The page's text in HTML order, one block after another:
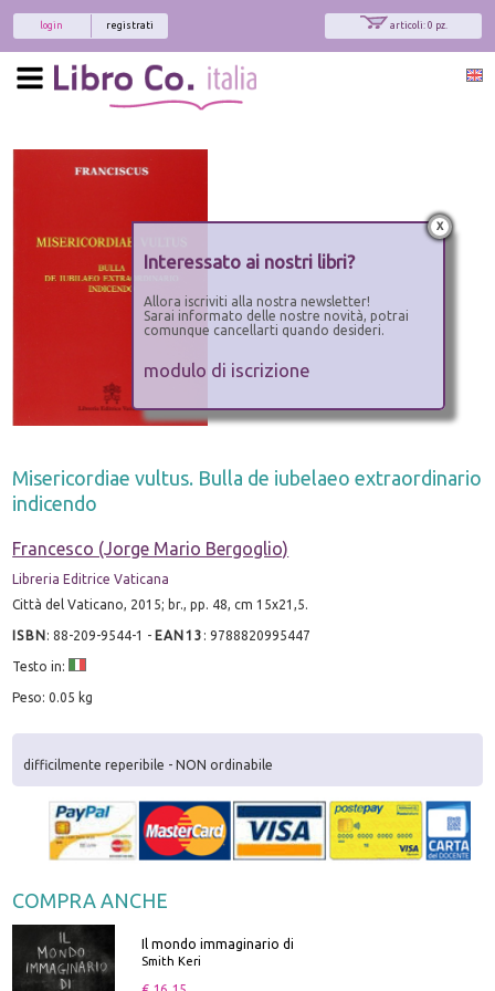
articoli: 0 pz.
registrati
login
Misericordiae vultus. Bulla de iubelaeo extraordinario
indicendo
Francesco (Jorge Mario Bergoglio)
Libreria Editrice Vaticana
Città del Vaticano, 2015; br., pp. 48, cm 15x21,5.
ISBN:88-209-9544-1 - EAN13 :9788820995447
Testo in:
Peso: 0.05 kg
difficilmente reperibile - NON ordinabile
COMPRA ANCHE
Il mondo immaginario di
Smith Keri
x
Interessato ai nostri libri?
Allora iscriviti alla nostra newsletter!
Sarai informato delle nostre novità, potrai
comunque cancellarti quando desideri.
modulo di iscrizione